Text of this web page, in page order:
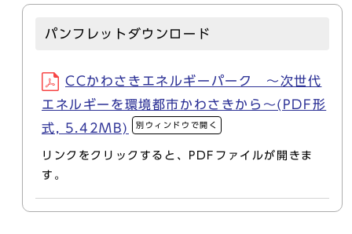
パンフレットダウンロード
CCかわさきエネルギーパーク ～次世代
エネルギーを環境都市かわさきから～(PDF形
式, 5.42MB)
別ウィンドウで開く
リンクをクリックすると、PDFファイルが開きま
す。